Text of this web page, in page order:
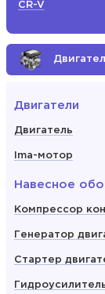
CR-V
Двигатели
Двигатель
Ima-мотор
Навесное
Компрессор
Генератор
Стартер